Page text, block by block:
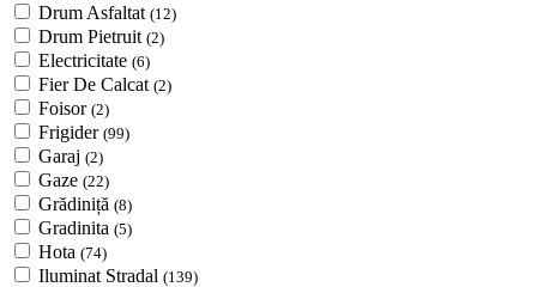
Drum Asfaltat (12)
Drum Pietruit (2)
Electricitate (6)
Fier De Calcat (2)
Foisor (2)
Frigider (99)
Garaj (2)
Gaze (22)
Grădiniță (8)
Gradinita (5)
Hota (74)
Iluminat Stradal (139)